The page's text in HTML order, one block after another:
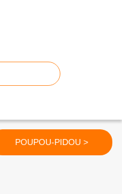
POUPOU-PIDOU >